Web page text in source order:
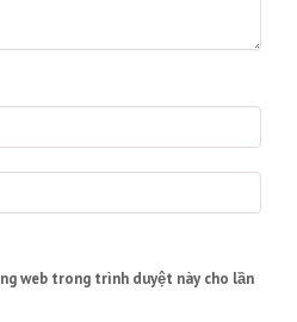
web trong trình duyệt này cho lần